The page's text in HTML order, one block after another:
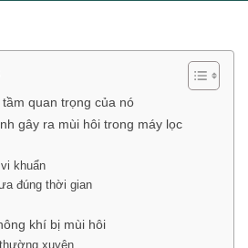
quan trọng của nó
gây ra mùi hôi trong máy lọc
khuẩn
đúng thời gian
khí bị mùi hôi
xuyên